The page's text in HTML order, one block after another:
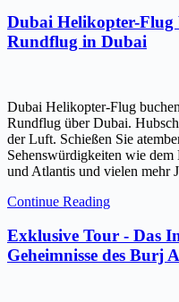
Dubai Helikopter-Flug
Rundflug in Dubai
Dubai Helikopter-Flug
Rundflug über Dubai.
der Luft. Schießen Sie
Sehenswürdigkeiten wie
und Atlantis und vielen mehr
Continue Reading
Exklusive Tour - Das
Geheimnisse des Burj